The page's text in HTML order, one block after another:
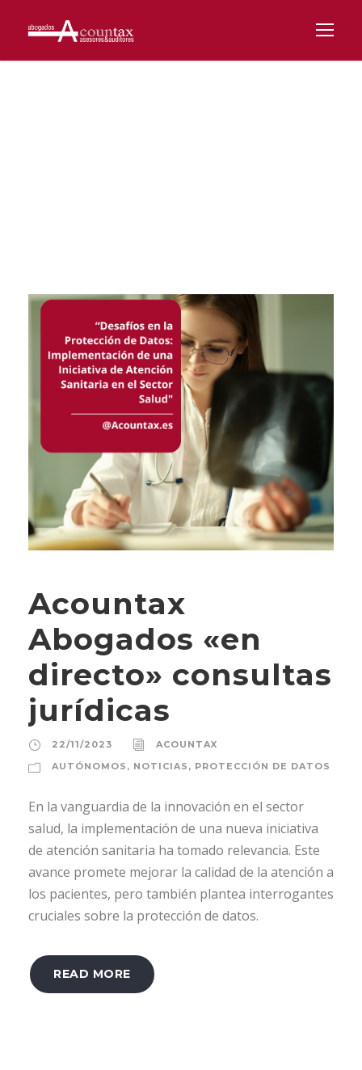
Acountax
Abogados «en
directo» consultas
jurídicas
22/11/2023
ACOUNTAX
AUTÓNOMOS , NOTICIAS , PROTECCIÓN DE DATOS
En la vanguardia de la innovación en el sector
salud, la implementación de una nueva iniciativa
de atención sanitaria ha tomado relevancia. Este
avance promete mejorar la calidad de la atención a
los pacientes, pero también plantea interrogantes
cruciales sobre la protección de datos.
READ MORE